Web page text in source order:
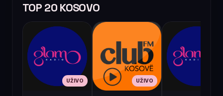
TOP 20 KOSOVO
UŽIVO UŽIVO